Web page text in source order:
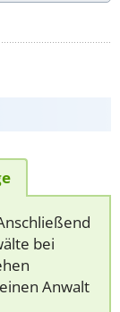
bei
Anwalt